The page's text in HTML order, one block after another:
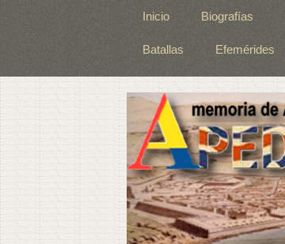
Inicio Biografías
Batallas Efemérides